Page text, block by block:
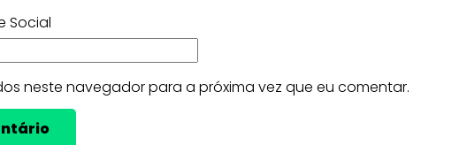
Social
neste navegador para a próxima vez que eu comentar.